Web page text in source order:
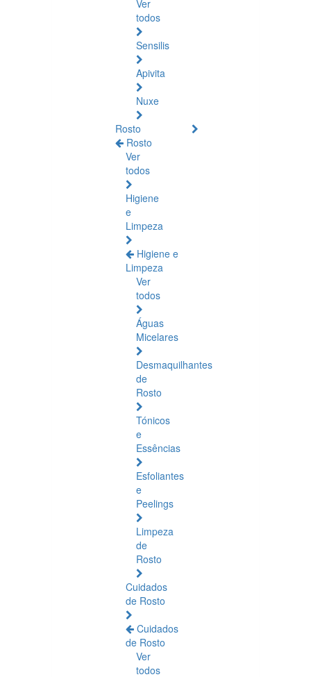
Ver
todos
Sensilis
Apivita
Nuxe
Rosto
Rosto
Ver
todos
Higiene
e
Limpeza
Higiene e
Limpeza
Ver
todos
Águas
Micelares
Desmaquilhantes
de
Rosto
Tónicos
e
Essências
Esfoliantes
e
Peelings
Limpeza
de
Rosto
Cuidados
de Rosto
Cuidados
de Rosto
Ver
todos